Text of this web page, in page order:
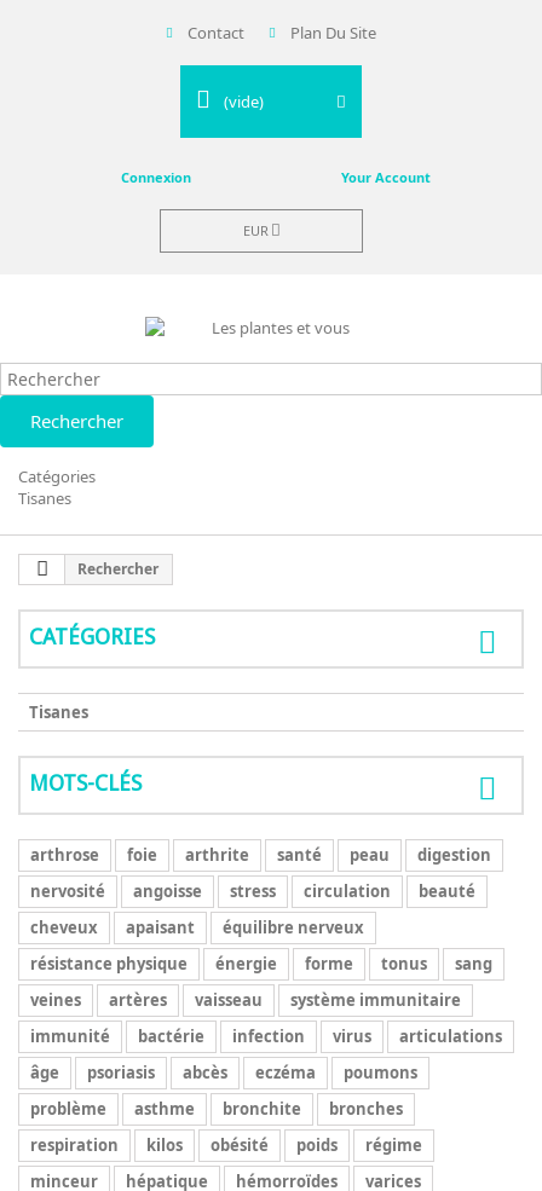
Contact Plan Du Site
(vide)
Connexion Your Account
EUR
Rechercher
Catégories
Tisanes
Rechercher
CATÉGORIES
Tisanes
MOTS-CLÉS
arthrose foie arthrite santé peau
digestion
nervosité
angoisse stress circulation
beauté
cheveux
apaisant
équilibre nerveux
résistance physique
énergie forme tonus
sang
veines
artères vaisseau
système immunitaire
immunité
bactérie infection virus
articulations
âge
psoriasis abcès eczéma
poumons
problème
asthme bronchite
bronches
respiration
kilos obésité poids
régime
minceur
hépatique hémorroïdes
varices